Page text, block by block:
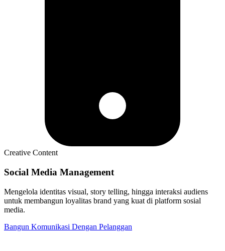
Creative Content
Social Media Management
Mengelola identitas visual, story telling, hingga interaksi audiens
untuk membangun loyalitas brand yang kuat di platform sosial
media.
Bangun Komunikasi Dengan Pelanggan